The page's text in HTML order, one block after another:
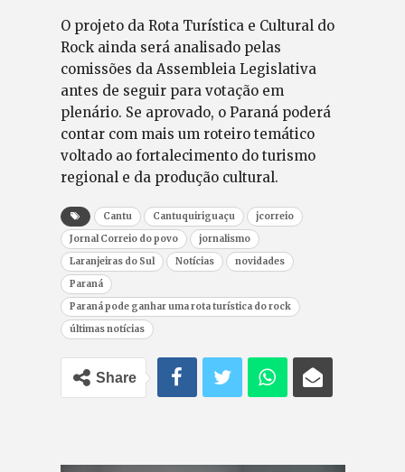
O projeto da Rota Turística e Cultural do
Rock ainda será analisado pelas
comissões da Assembleia Legislativa
antes de seguir para votação em
plenário. Se aprovado, o Paraná poderá
contar com mais um roteiro temático
voltado ao fortalecimento do turismo
regional e da produção cultural.
Cantu Cantuquiriguaçu
jcorreio
Jornal Correio do povo
jornalismo
Laranjeiras do Sul
Notícias
novidades
Paraná
Paraná pode ganhar uma rota turística do rock
últimas notícias
Share